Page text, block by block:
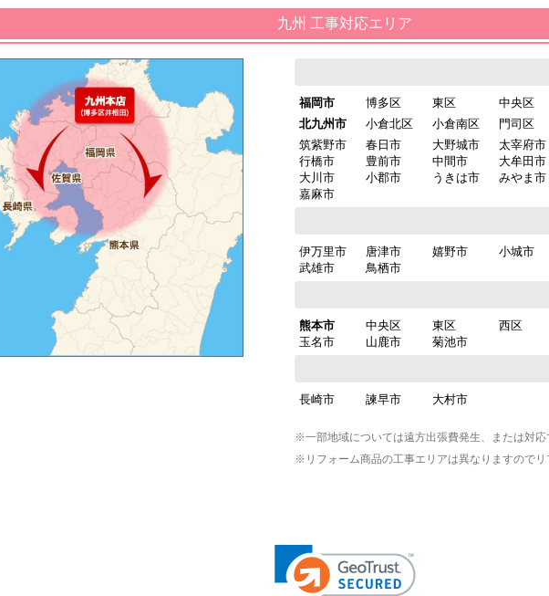
九州 工事対応エリア
福岡市 博多区 東区
中央区
北九州市
小倉北区 小倉南区
門司区
筑紫野市
春日市 大野城市
太宰府市
行橋市
豊前市 中間市
大牟田市
大川市
小郡市 うきは市
みやま市
嘉麻市
伊万里市 唐津市 嬉野市
小城市
武雄市
鳥栖市
熊本市 中央区 東区
西区
玉名市
山鹿市 菊池市
長崎市 諫早市 大村市
※一部地域については遠方出張費発生、または対
※リフォーム商品の工事エリアは異なりますので